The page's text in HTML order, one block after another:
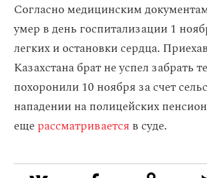
Согласно медицинским
умер в день госпитализации 1
легких и остановки сердца.
Казахстана брат не успел забрать
похоронили 10 ноября за счет
нападении на полицейских
ещерассматривается в суде.